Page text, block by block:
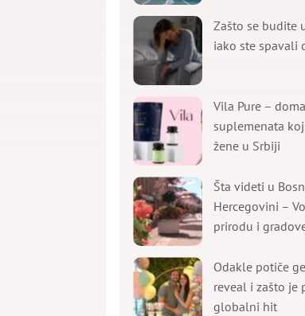
Zašto se budite
iako ste spavali
Vila Pure –
suplemenata
žene u Srbiji
Šta videti u
Hercegovini –
prirodu i
Odakle potiče
reveal i zašto je
globalni hit